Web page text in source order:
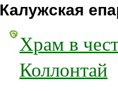
Калужская
Храм в
Коллонтай